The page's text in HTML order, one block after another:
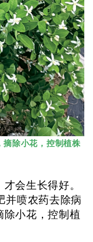
摘除小花，控制植株
会生长得好。
并喷农药去除病
除小花，控制植